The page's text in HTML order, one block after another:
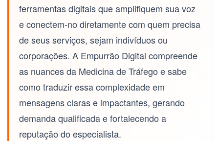
ferramentas digitais que amplifiquem sua voz
e conectem-no diretamente com quem precisa
de seus serviços, sejam indivíduos ou
corporações. A Empurrão Digital compreende
as nuances da Medicina de Tráfego e sabe
como traduzir essa complexidade em
mensagens claras e impactantes, gerando
demanda qualificada e fortalecendo a
reputação do especialista.